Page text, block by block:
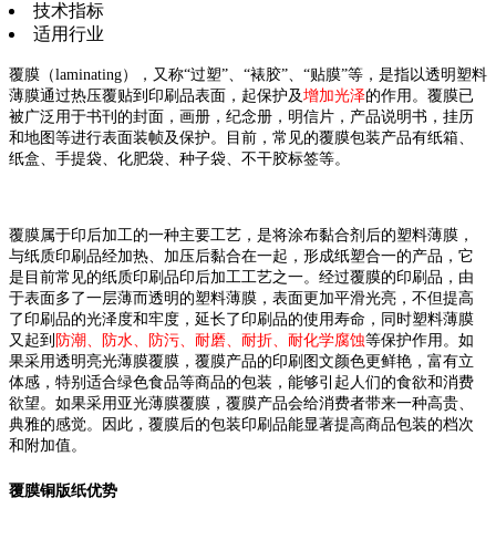
技术指标
适用行业
覆膜（laminating），又称“过塑”、“裱胶”、“贴膜”等，是指以透明塑料
薄膜通过热压覆贴到 印刷品表面，起保护及增加光泽的作用。覆膜已
被广泛用于书刊的封面，画册，纪念册，明信片，产品说明书，挂历
和地图等进行表面装帧及保护。目前，常见的覆膜包装产品有纸箱、
纸盒、手提袋、化肥袋、种子袋、不干胶标签等。
覆膜属于印后加工的一种主要工艺，是将涂布黏合剂 后的塑料薄膜，
与纸质印刷品经加热、加压后黏合在一起，形成纸塑合一的产品，它
是目前常见的纸质印刷品印后加工工艺之一。经过覆膜的印刷品，由
于表面多了一层薄而透明的塑料薄膜，表面更加平滑光亮，不但提高
了印刷品的光泽度和牢度，延长了印刷品的使用寿命，同时塑料薄膜
又起到 防潮、防水、防污、耐磨、耐折、耐化学腐蚀等保护作用。如
果采用透明亮光薄膜覆膜，覆膜产品的印刷图文颜色更鲜艳，富有立
体感，特别适合绿色食品等商品的包装，能够引起人们的食欲和消费
欲望。如果采用亚光薄膜覆膜，覆膜产品会给消费者带来一种高贵、
典雅的感觉。因此，覆膜后的包装印刷品能显著提高商品包装的档次
和附加值。
覆膜铜版纸优势